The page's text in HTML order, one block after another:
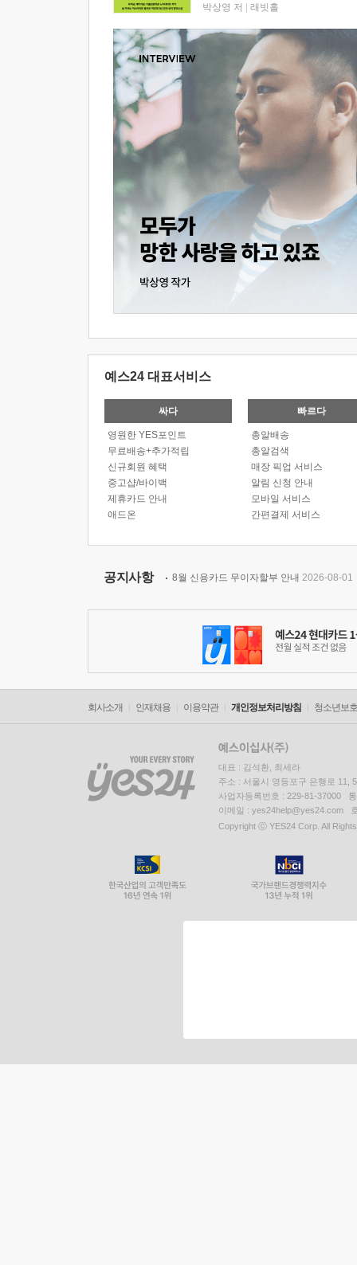
박상영 저 래빗홀
예스24 대표서비스
싸다
영원한 YES포인트
무료배송+추가적립
신규회원 혜택
중고샵/바이백
제휴카드 안내
애드온
빠르다
총알배송
총알검색
매장 픽업 서비스
알림 신청 안내
모바일 서비스
간편결제 서비스
공지사항 8월 신용카드 무이자할부 안내 2026-08-01
회사소개 인재채용 이용약관 개인정보처리방침 청소년보
대표 : 김석환, 최세라
주소 : 서울시 영등포구 은행로 11,
사업자등록번호 : 229-81-37000
이메일 : yes24help@yes24.com
Copyright ⓒ YES24 Corp. All